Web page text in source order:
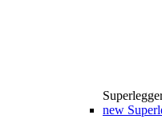
new